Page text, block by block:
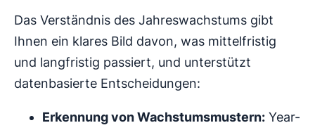
Das Verständnis des Jahreswachstums gibt
Ihnen ein klares Bild davon, was mittelfristig
und langfristig passiert, und unterstützt
datenbasierte Entscheidungen:
Erkennung von Wachstumsmustern: Year-